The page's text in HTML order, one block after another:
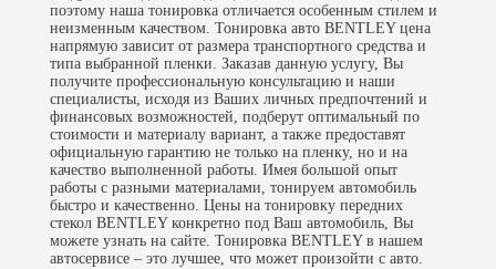
поэтому наша тонировка отличается особенным стилем и
неизменным качеством. Тонировка авто BENTLEY цена
напрямую зависит от размера транспортного средства и
типа выбранной пленки. Заказав данную услугу, Вы
получите профессиональную консультацию и наши
специалисты, исходя из Ваших личных предпочтений и
финансовых возможностей, подберут оптимальный по
стоимости и материалу вариант, а также предоставят
официальную гарантию не только на пленку, но и на
качество выполненной работы. Имея большой опыт
работы с разными материалами, тонируем автомобиль
быстро и качественно. Цены на тонировку передних
стекол BENTLEY конкретно под Ваш автомобиль, Вы
можете узнать на сайте. Тонировка BENTLEY в нашем
автосервисе – это лучшее, что может произойти с авто.